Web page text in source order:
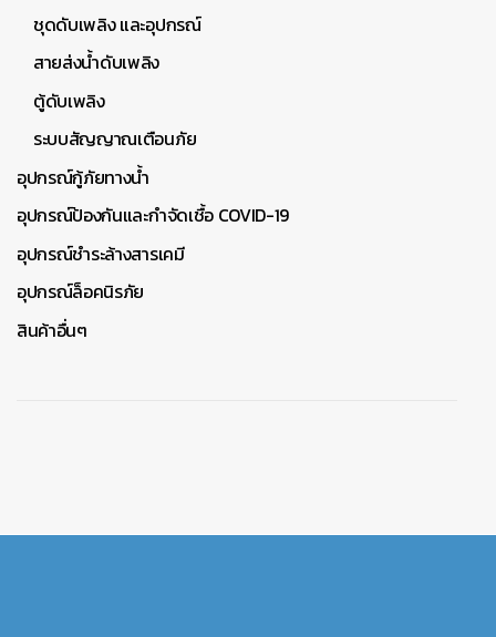
ชุดดับเพลิง และอุปกรณ์
สายส่งน้ำดับเพลิง
ตู้ดับเพลิง
ระบบสัญญาณเตือนภัย
อุปกรณ์กู้ภัยทางน้ำ
อุปกรณ์ป้องกันและกำจัดเชื้อ COVID-19
อุปกรณ์ชำระล้างสารเคมี
อุปกรณ์ล็อคนิรภัย
สินค้าอื่นๆ